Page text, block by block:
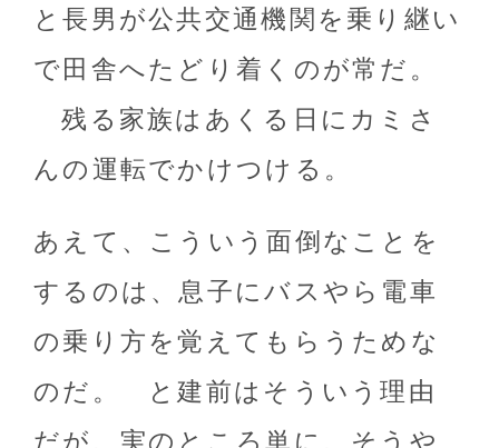
と長男が公共交通機関を乗り継い
で田舎へたどり着くのが常だ。
残る家族はあくる日にカミさ
んの運転でかけつける。
あえて、こういう面倒なことを
するのは、息子にバスやら電車
の乗り方を覚えてもらうためな
のだ。 と建前はそういう理由
だが、実のところ単に、そうや